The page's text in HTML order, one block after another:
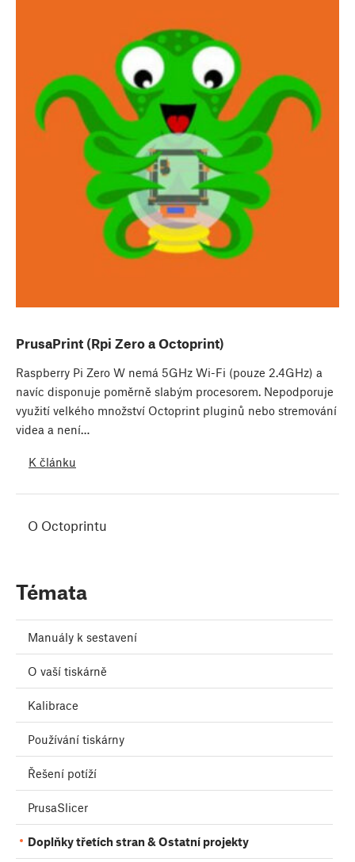
PrusaPrint (Rpi Zero a Octoprint)
Raspberry Pi Zero W nemá 5GHz Wi-Fi (pouze 2.4GHz) a
navíc disponuje poměrně slabým procesorem. Nepodporuje
využití velkého množství Octoprint pluginů nebo stremování
videa a není…
K článku
O Octoprintu
Témata
Manuály k sestavení
O vaší tiskárně
Kalibrace
Používání tiskárny
Řešení potíží
PrusaSlicer
Doplňky třetích stran & Ostatní projekty